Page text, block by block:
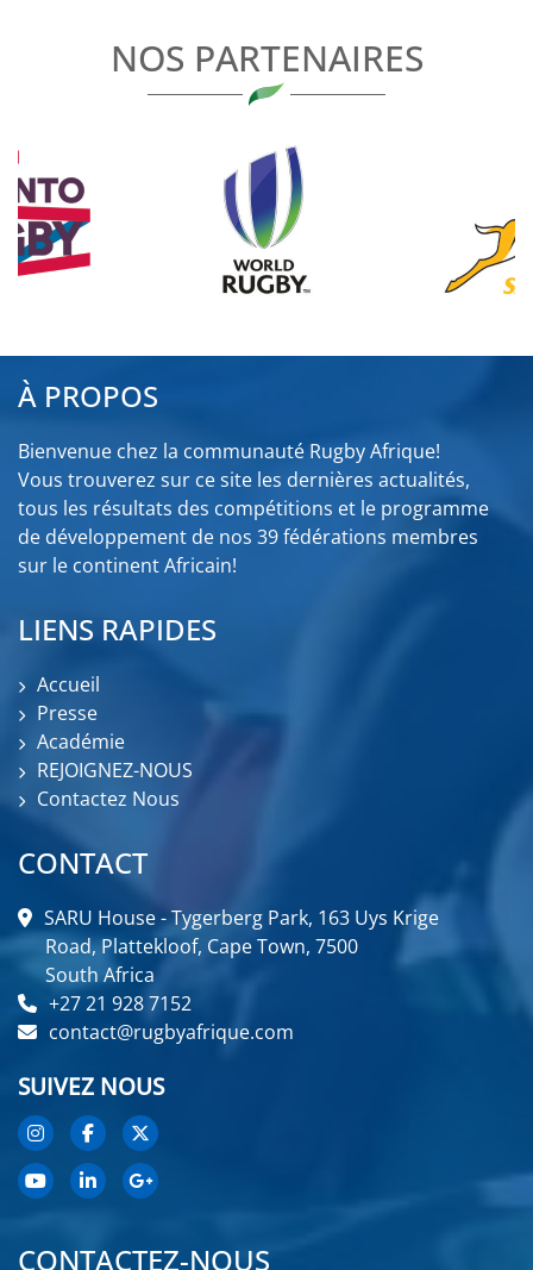
NOS PARTENAIRES
À PROPOS
Bienvenue chez la communauté Rugby Afrique!
Vous trouverez sur ce site les dernières actualités,
tous les résultats des compétitions et le programme
de développement de nos 39 fédérations membres
sur le continent Africain!
LIENS RAPIDES
Accueil
Presse
Académie
REJOIGNEZ-NOUS
Contactez Nous
CONTACT
SARU House - Tygerberg Park, 163 Uys Krige
Road, Plattekloof, Cape Town, 7500
South Africa
+27 21 928 7152
contact@rugbyafrique.com
SUIVEZ NOUS
CONTACTEZ-NOUS